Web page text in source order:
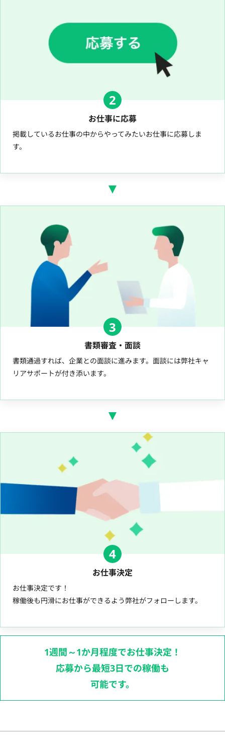
2
お仕事に応募
掲載しているお仕事の中からやってみたいお仕事に応募しま
す。
3
書類審査・面談
書類通過すれば、企業との面談に進みます。面談には弊社キャ
リアサポートが付き添います。
4
お仕事決定
お仕事決定です！
稼働後も円滑にお仕事ができるよう弊社がフォローします。
1週間～1か月程度でお仕事決定！
応募から最短3日での稼働も
可能です。